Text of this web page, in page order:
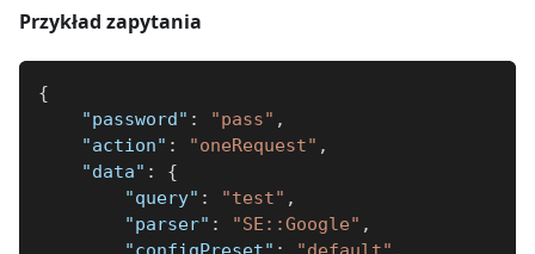
Przykład zapytania
{
"password" : "pass" ,
"action" : "oneRequest" ,
"data" :
{
"query" : "test" ,
"parser" : "SE::Google" ,